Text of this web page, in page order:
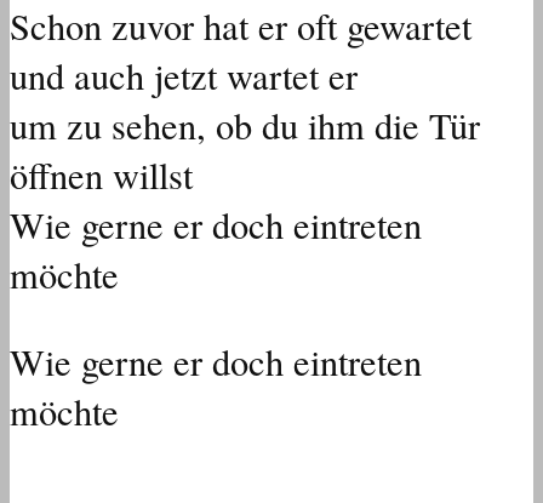
Schon zuvor hat er oft gewartet
und auch jetzt wartet er
um zu sehen, ob du ihm die Tür
öffnen willst
Wie gerne er doch eintreten
möchte
Wie gerne er doch eintreten
möchte